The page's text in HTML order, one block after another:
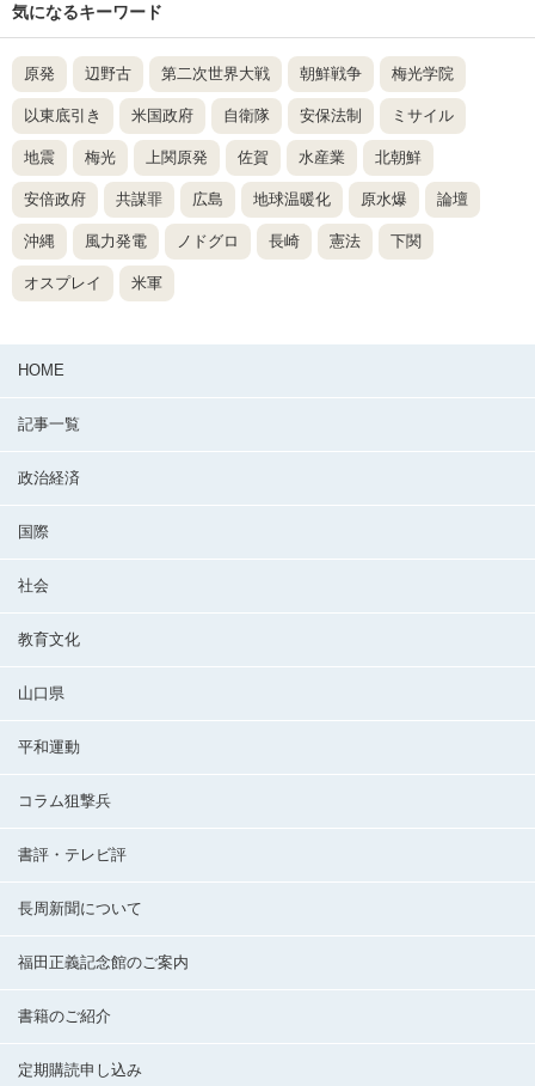
気になるキーワード
原発 辺野古 第二次世界大戦 朝鮮戦争 梅光学院
以東底引き 米国政府 自衛隊 安保法制 ミサイル
地震 梅光 上関原発 佐賀 水産業 北朝鮮
安倍政府 共謀罪 広島 地球温暖化 原水爆 論壇
沖縄 風力発電 ノドグロ 長崎 憲法 下関
オスプレイ 米軍
HOME
記事一覧
政治経済
国際
社会
教育文化
山口県
平和運動
コラム狙撃兵
書評・テレビ評
長周新聞について
福田正義記念館のご案内
書籍のご紹介
定期購読申し込み